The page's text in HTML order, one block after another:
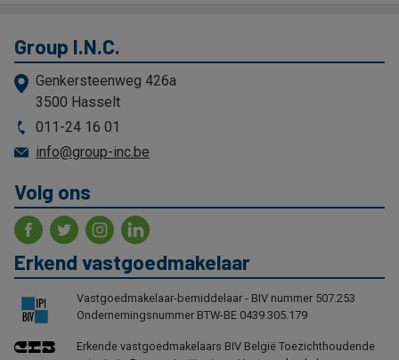
Group I.N.C.
Genkersteenweg 426a
3500 Hasselt
011-24 16 01
info@group-inc.be
Volg ons
Erkend vastgoedmakelaar
Vastgoedmakelaar-bemiddelaar - BIV nummer 507.253
Ondernemingsnummer BTW-BE 0439.305.179
Erkende vastgoedmakelaars BIV België Toezichthoudende